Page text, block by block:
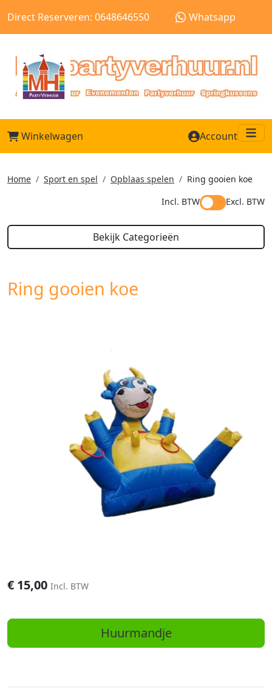
Direct Reserveren: 0648646550 Whatsapp
Winkelwagen Account
Home Sport en spel Opblaas spelen
Ring gooien koe
Incl. BTW
Excl. BTW
Bekijk Categorieën
Ring gooien koe
€ 15,00 Incl. BTW
Huurmandje